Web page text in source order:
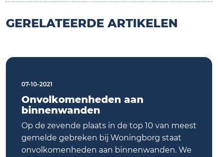
GERELATEERDE ARTIKELEN
07-10-2021
Onvolkomenheden aan
binnenwanden
Op de zevende plaats in de top 10 van meest
gemelde gebreken bij Woningborg staat
onvolkomenheden aan binnenwanden. We